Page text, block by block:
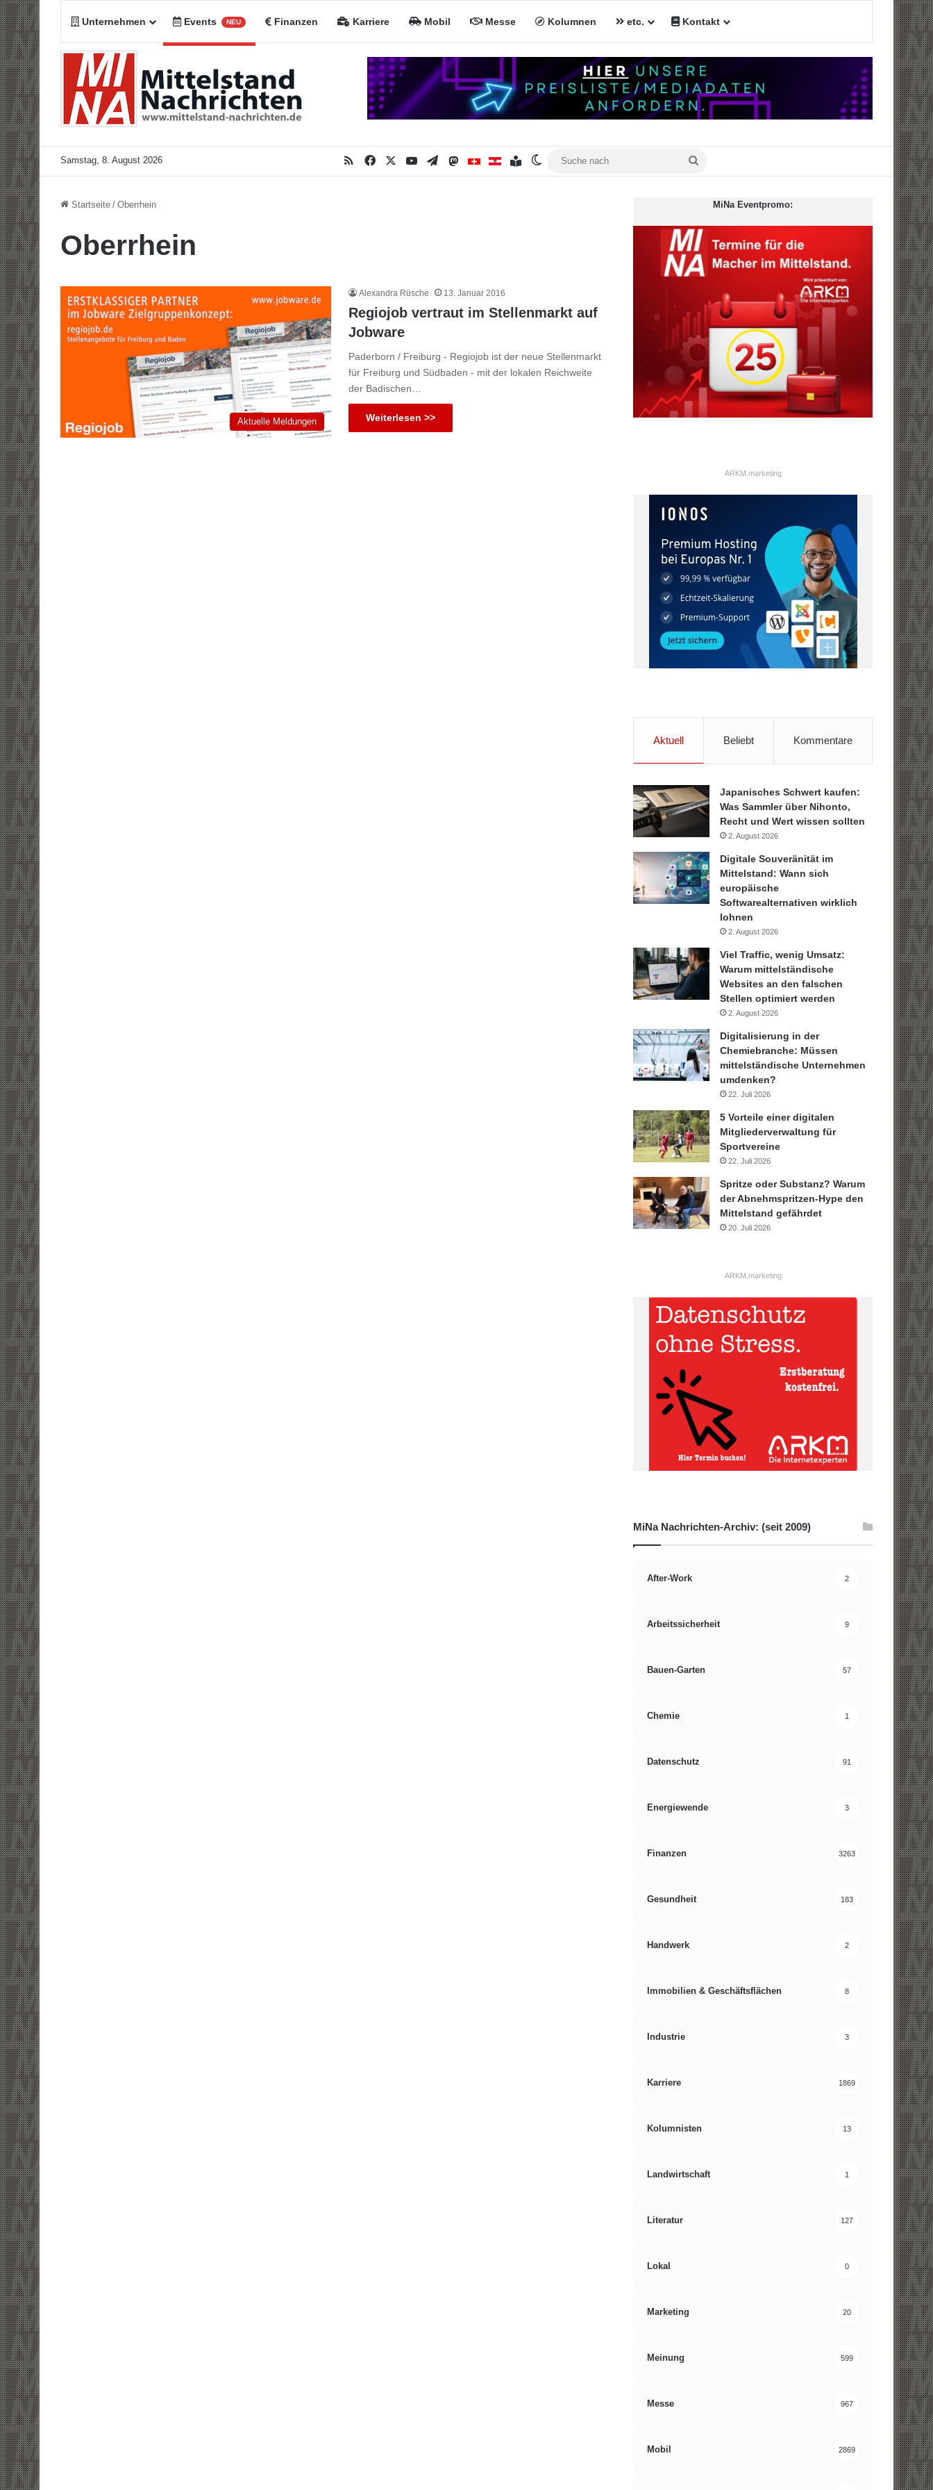
Unternehmen Events NEU Finanzen Karriere Mobil Messe Kolumnen etc. Kontakt
Samstag, 8. August 2026 RSSFacebookYouTubeTelegramMastodonMiNa CHMiNa AT
Inhaltsverzeichnis
Skin umschalten
Startseite / Oberrhein
Oberrhein
Aktuelle Meldungen
Alexandra Rüsche 13. Januar 2016
Regiojob vertraut im Stellenmarkt auf
Jobware
Paderborn / Freiburg - Regiojob ist der neue Stellenmarkt
für Freiburg und Südbaden - mit der lokalen Reichweite
der Badischen…
Weiterlesen >>
MiNa Eventpromo:
ARKM.marketing
Aktuell Beliebt Kommentare
Japanisches Schwert kaufen:
Was Sammler über Nihonto,
Recht und Wert wissen sollten
2. August 2026
Digitale Souveränität im
Mittelstand: Wann sich
europäische
Softwarealternativen wirklich
lohnen
2. August 2026
Viel Traffic, wenig Umsatz:
Warum mittelständische
Websites an den falschen
Stellen optimiert werden
2. August 2026
Digitalisierung in der
Chemiebranche: Müssen
mittelständische Unternehmen
umdenken?
22. Juli 2026
5 Vorteile einer digitalen
Mitgliederverwaltung für
Sportvereine
22. Juli 2026
Spritze oder Substanz? Warum
der Abnehmspritzen-Hype den
Mittelstand gefährdet
20. Juli 2026
ARKM.marketing
MiNa Nachrichten-Archiv: (seit 2009)
After-Work 2
Arbeitssicherheit 9
Bauen-Garten 57
Chemie 1
Datenschutz 91
Energiewende 3
Finanzen 3263
Gesundheit 183
Handwerk 2
Immobilien & Geschäftsflächen 8
Industrie 3
Karriere 1869
Kolumnisten 13
Landwirtschaft 1
Literatur 127
Lokal 0
Marketing 20
Meinung 599
Messe 967
Mobil 2869